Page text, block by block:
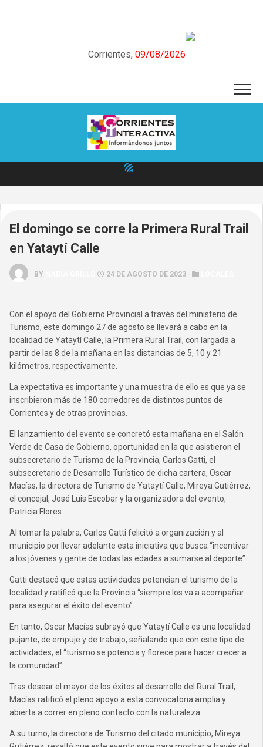
Corrientes, 09/08/2026
El domingo se corre la Primera Rural Trail
en Yataytí Calle
BY 24 DE AGOSTO DE 2023 ·
Con el apoyo del Gobierno Provincial a través del ministerio de
Turismo, este domingo 27 de agosto se llevará a cabo en la
localidad de Yataytí Calle, la Primera Rural Trail, con largada a
partir de las 8 de la mañana en las distancias de 5, 10 y 21
kilómetros, respectivamente.
La expectativa es importante y una muestra de ello es que ya se
inscribieron más de 180 corredores de distintos puntos de
Corrientes y de otras provincias.
El lanzamiento del evento se concretó esta mañana en el Salón
Verde de Casa de Gobierno, oportunidad en la que asistieron el
subsecretario de Turismo de la Provincia, Carlos Gatti, el
subsecretario de Desarrollo Turístico de dicha cartera, Oscar
Macías, la directora de Turismo de Yataytí Calle, Mireya Gutiérrez,
el concejal, José Luis Escobar y la organizadora del evento,
Patricia Flores.
Al tomar la palabra, Carlos Gatti felicitó a organización y al
municipio por llevar adelante esta iniciativa que busca “incentivar
a los jóvenes y gente de todas las edades a sumarse al deporte”.
Gatti destacó que estas actividades potencian el turismo de la
localidad y ratificó que la Provincia “siempre los va a acompañar
para asegurar el éxito del evento”.
En tanto, Oscar Macías subrayó que Yataytí Calle es una localidad
pujante, de empuje y de trabajo, señalando que con este tipo de
actividades, el “turismo se potencia y florece para hacer crecer a
la comunidad”.
Tras desear el mayor de los éxitos al desarrollo del Rural Trail,
Macías ratificó el pleno apoyo a esta convocatoria amplia y
abierta a correr en pleno contacto con la naturaleza.
A su turno, la directora de Turismo del citado municipio, Mireya